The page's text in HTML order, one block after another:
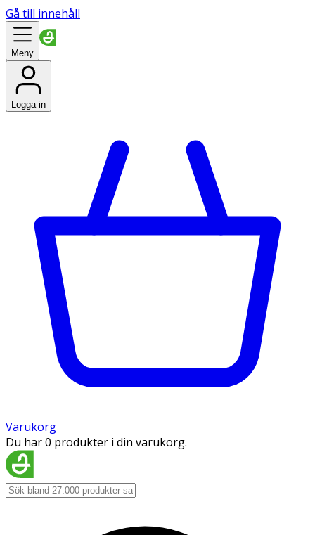
Gå till innehåll
Meny
Logga in
Varukorg
Du har 0 produkter i din varukorg.